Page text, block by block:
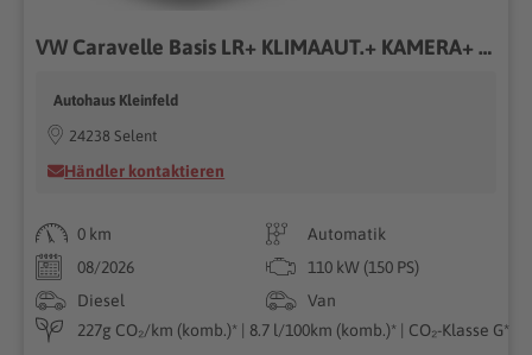
VW Caravelle Basis LR+ KLIMAAUT.+ KAMERA+ PDC+ LED 2.0 TDI 4MOTION 110 kW (150PS) 8-Gang-Automatik, Euro 6 EB [12]
Autohaus Kleinfeld
24238 Selent
Händler kontaktieren
0 km
Automatik
08/2026
110 kW (150 PS)
Diesel
Van
227g CO₂/km (komb.)* | 8.7 l/100km (komb.)* | CO₂-Klasse G*